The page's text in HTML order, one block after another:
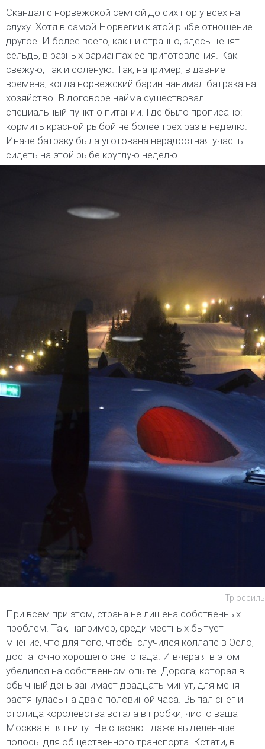
Скандал с норвежской семгой до сих пор у всех на
слуху. Хотя в самой Норвегии к этой рыбе отношение
другое. И более всего, как ни странно, здесь ценят
сельдь, в разных вариантах ее приготовления. Как
свежую, так и соленую. Так, например, в давние
времена, когда норвежский барин нанимал батрака на
хозяйство. В договоре найма существовал
специальный пункт о питании. Где было прописано:
кормить красной рыбой не более трех раз в неделю.
Иначе батраку была уготована нерадостная участь
сидеть на этой рыбе круглую неделю.
При всем при этом, страна не лишена собственных
проблем. Так, например, среди местных бытует
мнение, что для того, чтобы случился коллапс в Осло,
достаточно хорошего снегопада. И вчера я в этом
убедился на собственном опыте. Дорога, которая в
обычный день занимает двадцать минут, для меня
растянулась на два с половиной часа. Выпал снег и
столица королевства встала в пробки, чисто ваша
Москва в пятницу. Не спасают даже выделенные
полосы для общественного транспорта. Кстати, в